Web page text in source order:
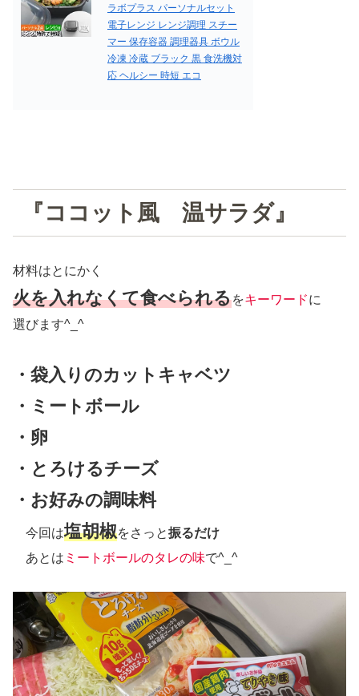
ラボプラス パーソナルセット
電子レンジ レンジ調理 スチー
マー 保存容器 調理器具 ボウル
冷凍 冷蔵 ブラック 黒 食洗機対
応 ヘルシー 時短 エコ
『ココット風 温サラダ』
材料はとにかく
火を入れなくて食べられるをキーワードに
選びます^_^
・袋入りのカットキャベツ
・ミートボール
・卵
・とろけるチーズ
・お好みの調味料
今回は塩胡椒をさっと振るだけ
あとは ミートボールのタレの味で^_^